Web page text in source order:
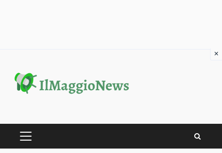
content
PRIMARY
×